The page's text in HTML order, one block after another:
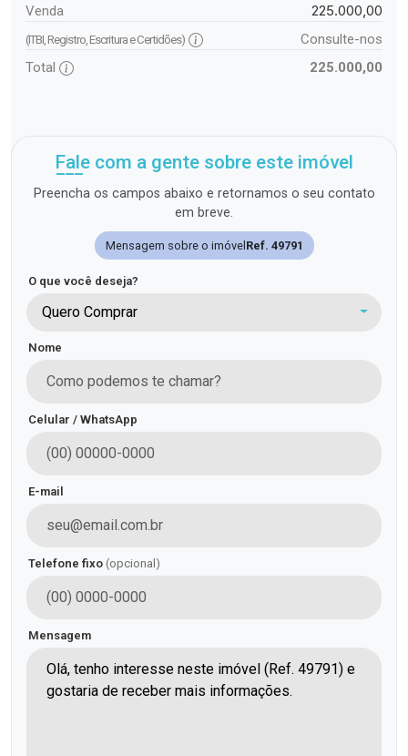
Venda 225.000,00
(ITBI, Registro, Escritura e Certidões)
Consulte-nos
Total
225.000,00
Fale com a gente sobre este imóvel
Preencha os campos abaixo e retornamos o seu contato
em breve.
Mensagem sobre o imóvelRef. 49791
O que você deseja?
Quero Comprar
Nome
Celular / WhatsApp
E-mail
Telefone fixo (opcional)
Mensagem